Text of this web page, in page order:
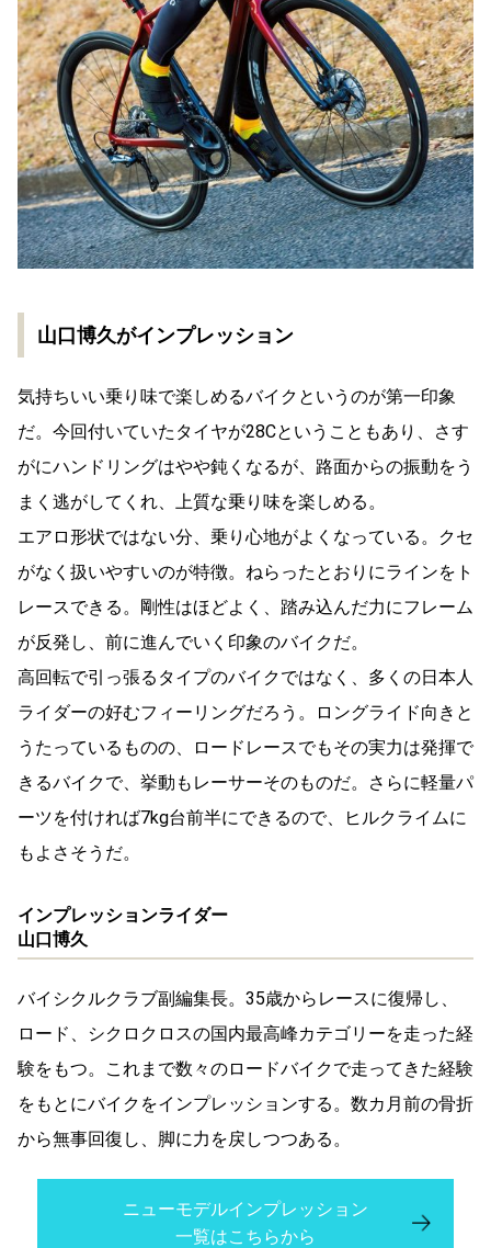
山口博久がインプレッション
気持ちいい乗り味で楽しめるバイクというのが第一印象
だ。今回付いていたタイヤが28Cということもあり、さす
がにハンドリングはやや鈍くなるが、路面からの振動をう
まく逃がしてくれ、上質な乗り味を楽しめる。
エアロ形状ではない分、乗り心地がよくなっている。クセ
がなく扱いやすいのが特徴。ねらったとおりにラインをト
レースできる。剛性はほどよく、踏み込んだ力にフレーム
が反発し、前に進んでいく印象のバイクだ。
高回転で引っ張るタイプのバイクではなく、多くの日本人
ライダーの好むフィーリングだろう。ロングライド向きと
うたっているものの、ロードレースでもその実力は発揮で
きるバイクで、挙動もレーサーそのものだ。さらに軽量パ
ーツを付ければ7kg台前半にできるので、ヒルクライムに
もよさそうだ。
インプレッションライダー
山口博久
バイシクルクラブ副編集長。35歳からレースに復帰し、
ロード、シクロクロスの国内最高峰カテゴリーを走った経
験をもつ。これまで数々のロードバイクで走ってきた経験
をもとにバイクをインプレッションする。数カ月前の骨折
から無事回復し、脚に力を戻しつつある。
ニューモデルインプレッション
一覧はこちらから